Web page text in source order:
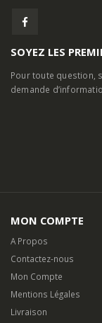
SOYEZ LES
Pour toute question,
demande
MON COMPTE
A Propos
Contactez-nous
Mon Compte
Mentions Légales
Livraison